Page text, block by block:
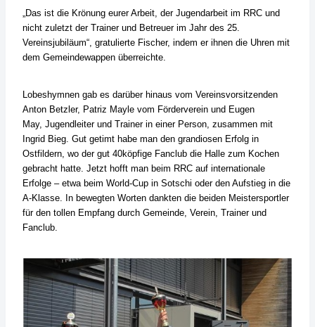
„Das ist die Krönung eurer Arbeit, der Jugendarbeit im RRC und
nicht zuletzt der Trainer und Betreuer im Jahr des 25.
Vereinsjubiläum“, gratulierte Fischer, indem er ihnen die Uhren mit
dem Gemeindewappen überreichte.
Lobeshymnen gab es darüber hinaus vom Vereinsvorsitzenden
Anton Betzler, Patriz Mayle vom Förderverein und Eugen
May, Jugendleiter und Trainer in einer Person, zusammen mit
Ingrid Bieg. Gut getimt habe man den grandiosen Erfolg in
Ostfildern, wo der gut 40köpfige Fanclub die Halle zum Kochen
gebracht hatte. Jetzt hofft man beim RRC auf internationale
Erfolge – etwa beim World-Cup in Sotschi oder den Aufstieg in die
A-Klasse. In bewegten Worten dankten die beiden Meistersportler
für den tollen Empfang durch Gemeinde, Verein, Trainer und
Fanclub.